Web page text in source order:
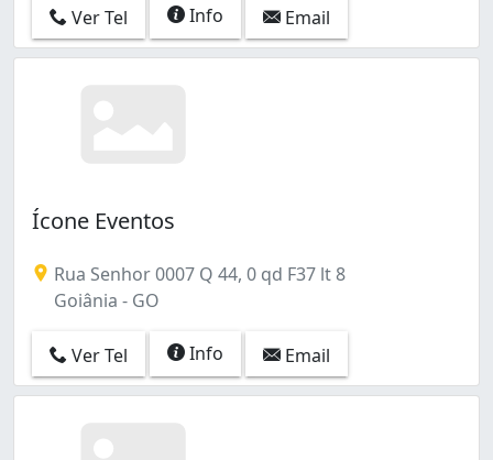
Ver Tel Info Email
Ícone Eventos
Rua Senhor 0007 Q 44, 0 qd F37 lt 8
Goiânia - GO
Ver Tel Info Email